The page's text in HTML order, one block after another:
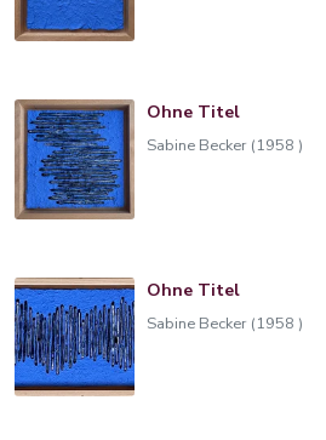
Ohne Titel
Sabine Becker (1958 )
Ohne Titel
Sabine Becker (1958 )